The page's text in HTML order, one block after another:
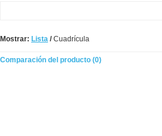
Mostrar: Lista /Cuadrícula
Comparación del producto (0)